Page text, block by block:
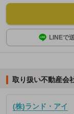
LINEで
取り扱い不動産会
(株)ランド・アイ